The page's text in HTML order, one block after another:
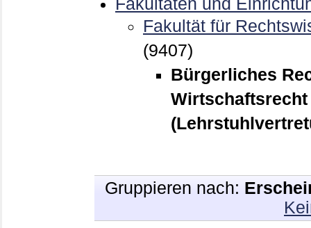
Fakultät für
(9407)
Bürgerliches
Gruppieren nach: